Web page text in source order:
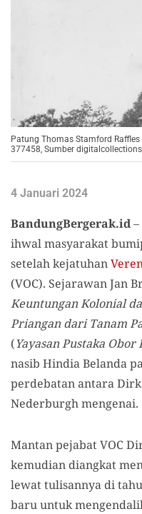
Patung Thomas Stamford
377458, Sumber
4 Januari 2024
BandungBergerak.id
ihwal masyarakat bumi
setelah kejatuhan
(VOC). Sejarawan Jan
Keuntungan Kolonial
Priangan dari Tanam
(Yayasan Pustaka Obor
nasib Hindia Belanda
perdebatan antara Dirk
Nederburgh mengenai.
Mantan pejabat VOC
kemudian diangkat
lewat tulisannya di
baru untuk